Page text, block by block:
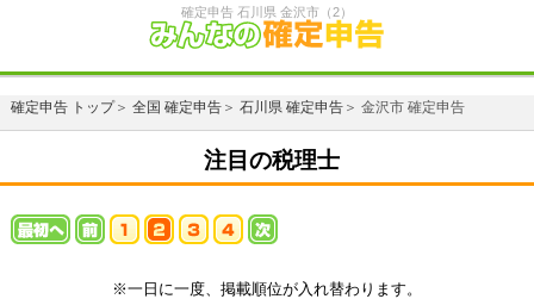
確定申告 石川県 金沢市（2）
確定申告 トップ＞ 全国 確定申告＞ 石川県 確定申告＞ 金沢市 確定申告
注目の税理士
※一日に一度、掲載順位が入れ替わります。